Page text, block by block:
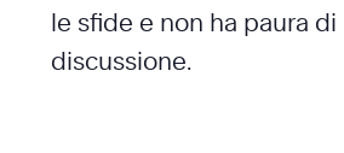
le sfide e non ha paura
discussione.